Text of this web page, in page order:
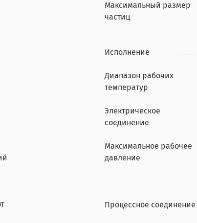
Максимальный размер
частиц
Исполнение
Диапазон рабочих
температур
Электрическое
соединение
Максимальное рабочее
давление
Процессное соединение